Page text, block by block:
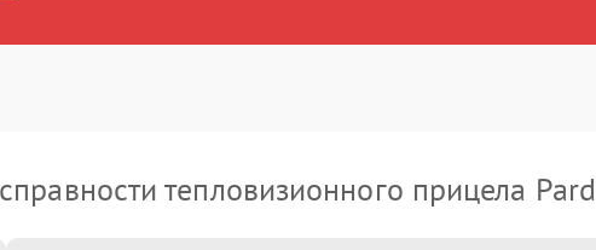
тепловизионного прицела Pard